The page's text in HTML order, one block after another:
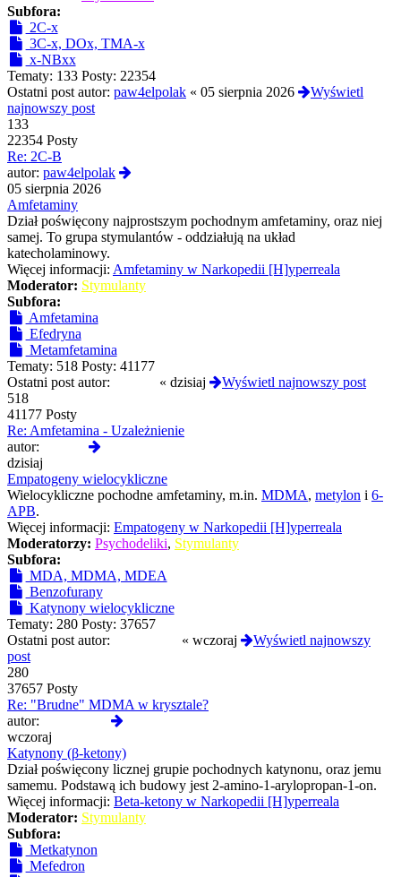
Subfora:
2C-x
3C-x, DOx, TMA-x
x-NBxx
Tematy: 133 Posty: 22354
Ostatni post autor: paw4elpolak « 05 sierpnia 2026
Wyświetl
najnowszy post
133
22354 Posty
Re: 2C-B
autor: paw4elpolak
05 sierpnia 2026
Amfetaminy
Dział poświęcony najprostszym pochodnym amfetaminy, oraz niej
samej. To grupa stymulantów - oddziałują na układ
katecholaminowy.
Więcej informacji: Amfetaminy w Narkopedii [H]yperreala
Moderator: Stymulanty
Subfora:
Amfetamina
Efedryna
Metamfetamina
Tematy: 518 Posty: 41177
Ostatni post autor:
« dzisiaj
Wyświetl najnowszy post
518
41177 Posty
Re: Amfetamina - Uzależnienie
autor:
post
dzisiaj
Empatogeny wielocykliczne
Wielocykliczne pochodne amfetaminy, m.in. MDMA, metylon i 6-
APB.
Więcej informacji: Empatogeny w Narkopedii [H]yperreala
Moderatorzy: Psychodeliki, Stymulanty
Subfora:
MDA, MDMA, MDEA
Benzofurany
Katynony wielocykliczne
Tematy: 280 Posty: 37657
Ostatni post autor:
« wczoraj
Wyświetl najnowszy
post
280
37657 Posty
Re: "Brudne" MDMA w krysztale?
autor:
post
wczoraj
Katynony (β-ketony)
Dział poświęcony licznej grupie pochodnych katynonu, oraz jemu
samemu. Podstawą ich budowy jest 2-amino-1-arylopropan-1-on.
Więcej informacji: Beta-ketony w Narkopedii [H]yperreala
Moderator: Stymulanty
Subfora:
Metkatynon
Mefedron